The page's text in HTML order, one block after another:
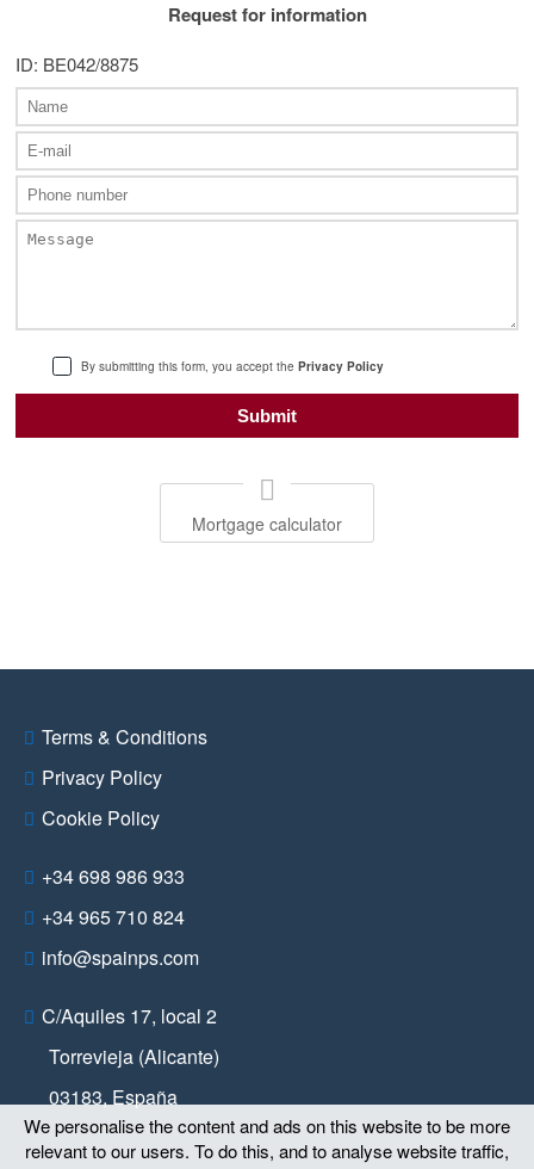
Request for information
ID: BE042/8875
By submitting this form, you accept the Privacy Policy
Mortgage calculator
Terms & Conditions
Privacy Policy
Cookie Policy
+34 698 986 933
+34 965 710 824
info@spainps.com
C/Aquiles 17, local 2
Torrevieja (Alicante)
03183, España
We personalise the content and ads on this website to be more
relevant to our users. To do this, and to analyse website traffic,